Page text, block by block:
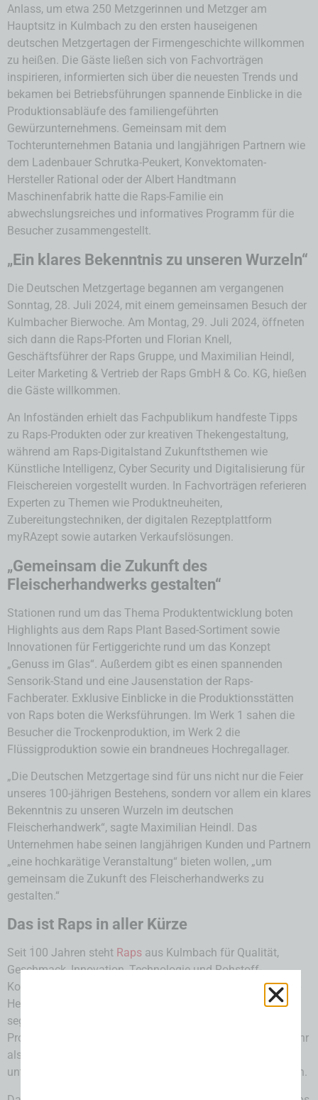
Anlass, um etwa 250 Metzgerinnen und Metzger am
Hauptsitz in Kulmbach zu den ersten hauseigenen
deutschen Metzgertagen der Firmengeschichte willkommen
zu heißen. Die Gäste ließen sich von Fachvorträgen
inspirieren, informierten sich über die neuesten Trends und
bekamen bei Betriebsführungen spannende Einblicke in die
Produktionsabläufe des familiengeführten
Gewürzunternehmens. Gemeinsam mit dem
Tochterunternehmen Batania und langjährigen Partnern wie
dem Ladenbauer Schrutka-Peukert, Konvektomaten-
Hersteller Rational oder der Albert Handtmann
Maschinenfabrik hatte die Raps-Familie ein
abwechslungsreiches und informatives Programm für die
Besucher zusammengestellt.
„Ein klares Bekenntnis zu unseren Wurzeln“
Die Deutschen Metzgertage begannen am vergangenen
Sonntag, 28. Juli 2024, mit einem gemeinsamen Besuch der
Kulmbacher Bierwoche. Am Montag, 29. Juli 2024, öffneten
sich dann die Raps-Pforten und Florian Knell,
Geschäftsführer der Raps Gruppe, und Maximilian Heindl,
Leiter Marketing & Vertrieb der Raps GmbH & Co. KG, hießen
die Gäste willkommen.
An Infoständen erhielt das Fachpublikum handfeste Tipps
zu Raps-Produkten oder zur kreativen Thekengestaltung,
während am Raps-Digitalstand Zukunftsthemen wie
Künstliche Intelligenz, Cyber Security und Digitalisierung für
Fleischereien vorgestellt wurden. In Fachvorträgen referieren
Experten zu Themen wie Produktneuheiten,
Zubereitungstechniken, der digitalen Rezeptplattform
myRAzept sowie autarken Verkaufslösungen.
„Gemeinsam die Zukunft des
Fleischerhandwerks gestalten“
Stationen rund um das Thema Produktentwicklung boten
Highlights aus dem Raps Plant Based-Sortiment sowie
Innovationen für Fertiggerichte rund um das Konzept
„Genuss im Glas“. Außerdem gibt es einen spannenden
Sensorik-Stand und eine Jausenstation der Raps-
Fachberater. Exklusive Einblicke in die Produktionsstätten
von Raps boten die Werksführungen. Im Werk 1 sahen die
Besucher die Trockenproduktion, im Werk 2 die
Flüssigproduktion sowie ein brandneues Hochregallager.
„Die Deutschen Metzgertage sind für uns nicht nur die Feier
unseres 100-jährigen Bestehens, sondern vor allem ein klares
Bekenntnis zu unseren Wurzeln im deutschen
Fleischerhandwerk“, sagte Maximilian Heindl. Das
Unternehmen habe seinen langjährigen Kunden und Partnern
„eine hochkarätige Veranstaltung“ bieten wollen, „um
gemeinsam die Zukunft des Fleischerhandwerks zu
gestalten.“
Das ist Raps in aller Kürze
Seit 100 Jahren steht Raps aus Kulmbach für Qualität,
Geschmack, Innovation, Technologie und Rohstoff-
Kompetenz. Als Lösungsanbieter verarbeitet der Ingredient-
Hersteller über 1.700 Rohstoffe aus aller Welt und liefert
segment- sowie kundenspezifische Leistungen. An sieben
Produktionsstätten in Europa und weltweit produzieren mehr
als 900 Mitarbeiter jährlich rund 40.000 Tonnen an
unterschiedlichsten Lebensmittelinhalts- und Zusatzstoffen.